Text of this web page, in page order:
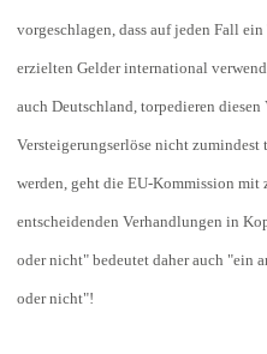
vorgeschlagen, dass auf jeden Fall
erzielten Gelder international
auch Deutschland, torpedieren
Versteigerungserlöse nicht
werden, geht die EU-Kommission mit
entscheidenden Verhandlungen in
oder nicht" bedeutet daher auch "ein
oder nicht"!